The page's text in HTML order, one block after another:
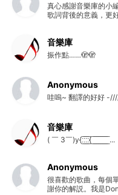
真心感謝音樂庫的小
歌詞背後的意義，更
音樂庫
振作點……🫣🫣
Anonymous
哇嗚~ 翻譯的好好
音樂庫
( ￣ 3￣)y{:̲̅:̲̅:̲̅:̲̅{ ̲̅ ̲̅ ̲̅ ̲̅ ̲̅ ̲̅ ̲̅ ̲̅ ̲̅ ...
Anonymous
很喜歡的歌曲，每個
謝你的解説。我是